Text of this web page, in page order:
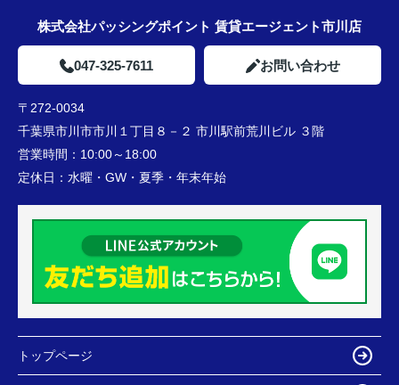
株式会社パッシングポイント 賃貸エージェント市川店
047-325-7611 お問い合わせ
〒272-0034
千葉県市川市市川１丁目８－２ 市川駅前荒川ビル ３階
営業時間： 10:00～18:00
定休日： 水曜・GW・夏季・年末年始
トップページ